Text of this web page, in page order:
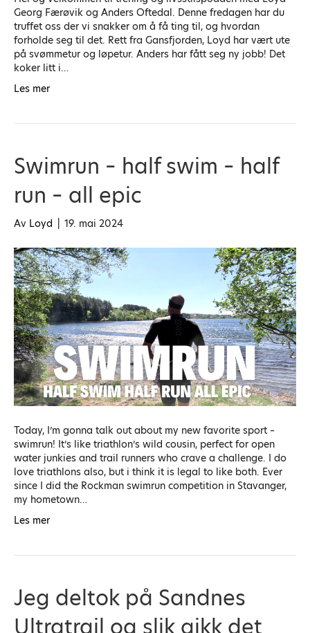
Georg Færøvik og Anders Oftedal. Denne fredagen har du
truffet oss der vi snakker om å få ting til, og hvordan
forholde seg til det. Rett fra Gansfjorden, Loyd har vært ute
på svømmetur og løpetur. Anders har fått seg ny jobb! Det
koker litt i…
Les mer
Swimrun – half swim – half
run – all epic
Av Loyd 19. mai 2024
Today, I’m gonna talk out about my new favorite sport –
swimrun! It’s like triathlon’s wild cousin, perfect for open
water junkies and trail runners who crave a challenge. I do
love triathlons also, but i think it is legal to like both. Ever
since I did the Rockman swimrun competition in Stavanger,
my hometown…
Les mer
Jeg deltok på Sandnes
Ultratrail og slik gikk det